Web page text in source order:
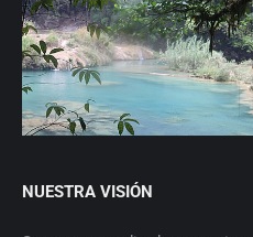
NUESTRA VISIÓN